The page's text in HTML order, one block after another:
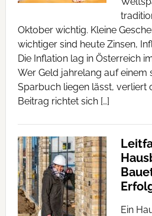
Oktober wichtig. Kleine
wichtiger sind heute Zinsen,
Die Inflation lag in Österreich
Wer Geld jahrelang auf einem
Sparbuch liegen lässt, verliert
Beitrag richtet sich […]
Ein